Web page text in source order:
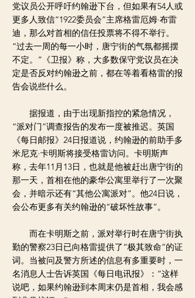
党议员公开呼吁约翰逊下台，但如果有54人或
更多人致信“1922委员会”主席格雷厄姆·布雷
迪，那么对首相的信任投票将不得不举行。
“过去一周的每一小时，唐宁街的气氛都摇摆
不定。”《卫报》称，大多数保守党议员在决
定是否反对约翰逊之前，都在等着看格雷的报
告会说些什么。
据报道，由于出现新指控的紧急情况，
“派对门”调查报告的发布一度被推迟。英国
《每日邮报》24日报道说，约翰逊的前助手多
米尼克·卡明斯将接受格雷访问。卡明斯声
称，去年11月13日，也就是他被赶出唐宁街的
那一天，首相在他的豪华公寓里举行了一次聚
会，并暗示还有“其他公寓派对”。他24日说，
会公布更多有关约翰逊的“破坏性故事”。
而在卡明斯之前，派对举行时在唐宁街执
勤的警察23日已向格雷提供了“极其致命”的证
词。当被问及警方所述的信息有多重要时，一
名消息人士告诉英国《每日电讯报》：“这样
说吧，如果约翰逊到本周末仍是首相，我会感